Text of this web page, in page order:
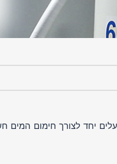
יחד לצורך חימום המים